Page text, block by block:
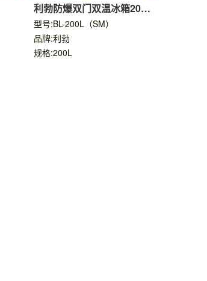
利勃防爆双门双温冰箱200
升
型号:BL-200L（SM）
品牌:利勃
规格:200L